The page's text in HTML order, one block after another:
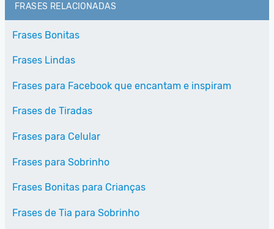
FRASES RELACIONADAS
Frases Bonitas
Frases Lindas
Frases para Facebook que encantam e inspiram
Frases de Tiradas
Frases para Celular
Frases para Sobrinho
Frases Bonitas para Crianças
Frases de Tia para Sobrinho